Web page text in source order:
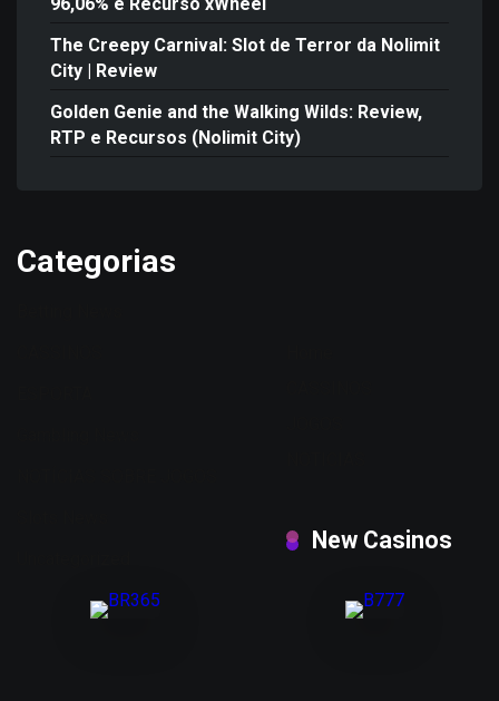
96,06% e Recurso xWheel
The Creepy Carnival: Slot de Terror da Nolimit
City | Review
Golden Genie and the Walking Wilds: Review,
RTP e Recursos (Nolimit City)
Categorias
New Casinos